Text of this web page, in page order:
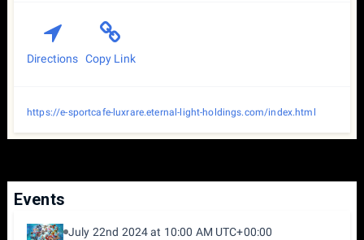
ださい。
・ 各セット間でのコーチングは30秒以内でのコーチングを
許可します。
[時間切れでサドンデスとなった場合]
原則として、ゲーム内のサドンデスの結果は適用せず、サ
蓄積ダメージ%を確認し忘れてしまった場合、リプレイを残
し、その場で確認する。リプレイを撮り忘れていた場合は
す。
Directions Copy Link
https://e-sportcafe-luxrare.eternal-light-holdings.com/index.html
Events
July 22nd 2024 at 10:00 AM UTC+00:00